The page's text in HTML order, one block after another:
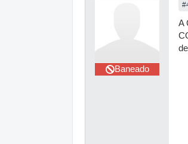
Baneado
A